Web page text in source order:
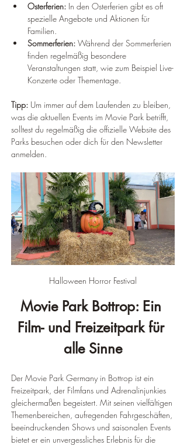
Osterferien: In den Osterferien gibt es oft
spezielle Angebote und Aktionen für
Familien.
Sommerferien: Während der Sommerferien
finden regelmäßig besondere
Veranstaltungen statt, wie zum Beispiel Live-
Konzerte oder Thementage.
Tipp: Um immer auf dem Laufenden zu bleiben,
was die aktuellen Events im Movie Park betrifft,
solltest du regelmäßig die offizielle Website des
Parks besuchen oder dich für den Newsletter
anmelden.
Halloween Horror Festival
Movie Park Bottrop: Ein
Film- und Freizeitpark für
alle Sinne
Der Movie Park Germany in Bottrop ist ein
Freizeitpark, der Filmfans und Adrenalinjunkies
gleichermaßen begeistert. Mit seinen vielfältigen
Themenbereichen, aufregenden Fahrgeschäften,
beeindruckenden Shows und saisonalen Events
bietet er ein unvergessliches Erlebnis für die